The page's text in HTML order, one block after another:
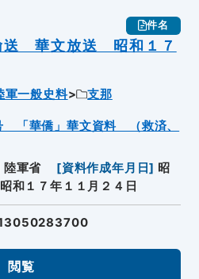
件名
送 華文放送 昭和１７
軍一般史料
支那
「華僑」華文資料 （救済、
陸軍省 [資料作成年月日] 昭
和１７年１１月２４日
閲覧